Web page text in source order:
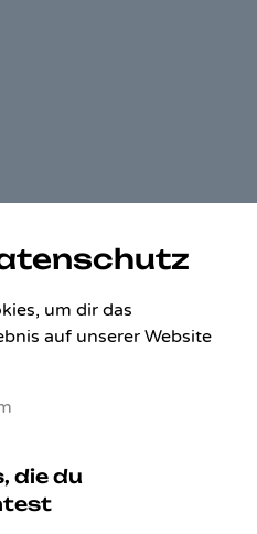
um dir das
auf unserer Website
die du